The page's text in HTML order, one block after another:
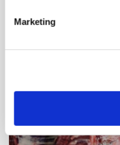
Marketing